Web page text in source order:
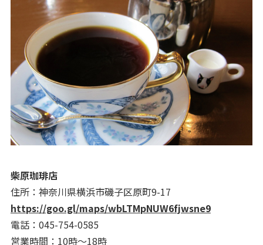
柴原珈琲店
住所：神奈川県横浜市磯子区原町9-17
https://goo.gl/maps/wbLTMpNUW6fjwsne9
電話：045-754-0585
営業時間：10時～18時